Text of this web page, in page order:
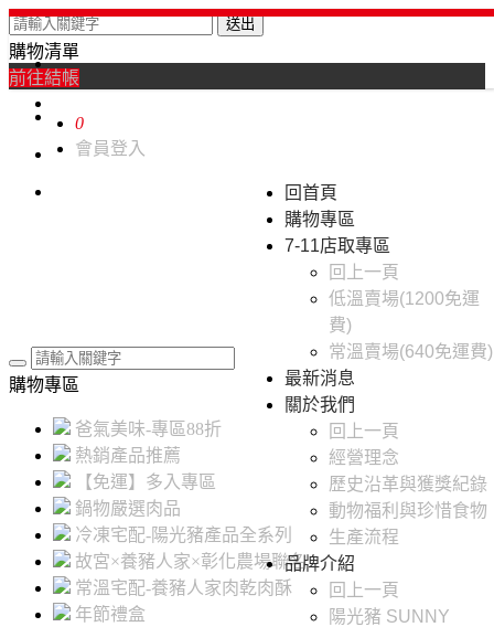
0
會員登入
回首頁
購物專區
7-11店取專區
回上一頁
低溫賣場(1200免運
費)
常溫賣場(640免運費)
最新消息
關於我們
回上一頁
經營理念
歷史沿革與獲獎紀錄
動物福利與珍惜食物
生產流程
品牌介紹
回上一頁
陽光豬 SUNNY
送出
購物清單
前往結帳
購物專區
爸氣美味-專區88折
熱銷產品推薦
【免運】多入專區
鍋物嚴選肉品
冷凍宅配-陽光豬產品全系列
故宮×養豬人家×彰化農場聯名
常溫宅配-養豬人家肉乾肉酥
年節禮盒